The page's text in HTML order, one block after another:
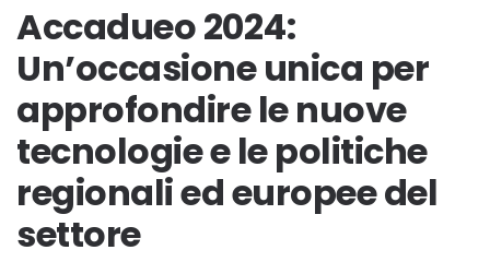
Accadueo 2024:
Un’occasione unica per
approfondire le nuove
tecnologie e le politiche
regionali ed europee del
settore